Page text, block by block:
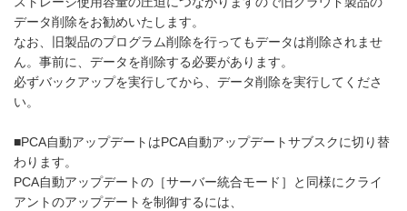
データ削除をお勧めいたします。
なお、旧製品のプログラム削除を行ってもデータは削除されませ
ん。事前に、データを削除する必要があります。
必ずバックアップを実行してから、データ削除を実行してくださ
い。
■PCA自動アップデートはPCA自動アップデートサブスクに切り替
わります。
PCA自動アップデートの［サーバー統合モード］と同様にクライ
アントのアップデートを制御するには、